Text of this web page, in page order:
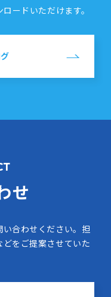
ードいただけます。
せ
合わせください。 担
をご提案させていた